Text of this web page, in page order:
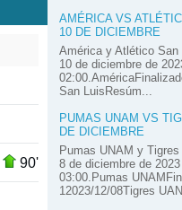
90'
AMÉRICA VS
10 DE DICIEMBRE
América y Atlético San
10 de diciembre de
San LuisResúm...
PUMAS UNAM VS
DE DICIEMBRE
Pumas UNAM y
8 de diciembre de
03:00.Pumas
12023/12/08Tigres